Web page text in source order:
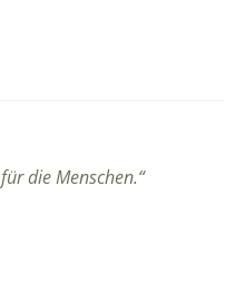
die Menschen.“